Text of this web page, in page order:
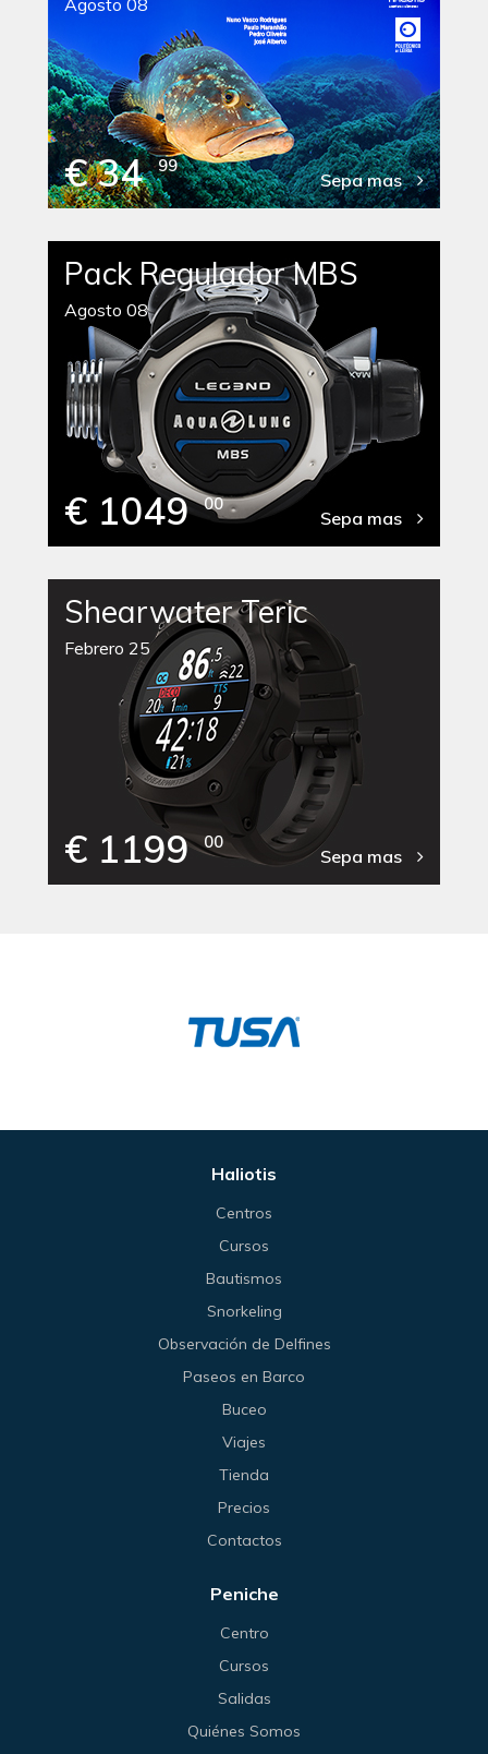
€ 34 99
Sepa mas
Pack Regulador MBS
Agosto 08
€ 1049 00
Sepa mas
Shearwater Teric
Febrero 25
€ 1199 00
Sepa mas
Haliotis
Centros
Cursos
Bautismos
Snorkeling
Observación de Delfines
Paseos en Barco
Buceo
Viajes
Tienda
Precios
Contactos
Peniche
Centro
Cursos
Salidas
Quiénes Somos